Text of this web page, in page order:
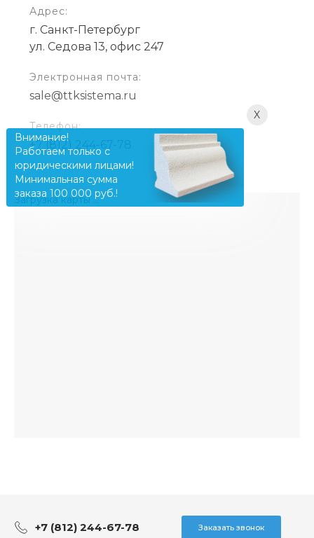
Адрес:
г. Санкт-Петербург
ул. Седова 13, офис 247
Электронная почта:
sale@ttksistema.ru
Телефон:
+7 (812) 244-67-78
Загрузка карты ...
+7 (812) 244-67-78 Заказать звонок
X
Внимание!
Работаем только с
юридическими лицами!
Минимальная сумма
заказа 100 000 руб.!